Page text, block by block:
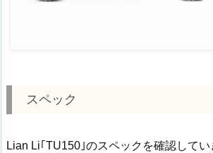
スペック
Lian Li｢TU150｣のスペックを確認してい